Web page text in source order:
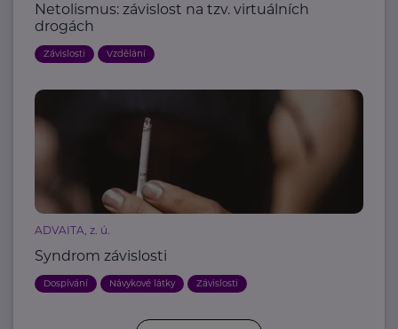
Netolismus: závislost na tzv. virtuálních
drogách
Závislosti Vzdělání
ADVAITA, z. ú.
Syndrom závislosti
Dospívání Návykové látky Závislosti